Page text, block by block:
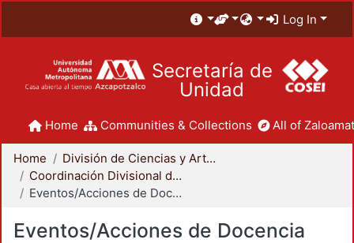
Log In
Secretaría de
Unidad
Home Communities & Collections All of
Home
División de Ciencias y Artes para el Diseño
Coordinación Divisional de Docencia
Eventos/Acciones de Docencia
Eventos/Acciones de Docencia